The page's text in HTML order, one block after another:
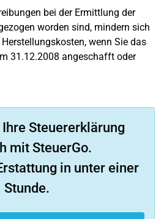
bei der Ermittlung der
worden sind, mindern sich
wenn Sie das
31.12.2008 angeschafft oder
Steuererklärung
mit SteuerGo.
in unter einer
Stunde.